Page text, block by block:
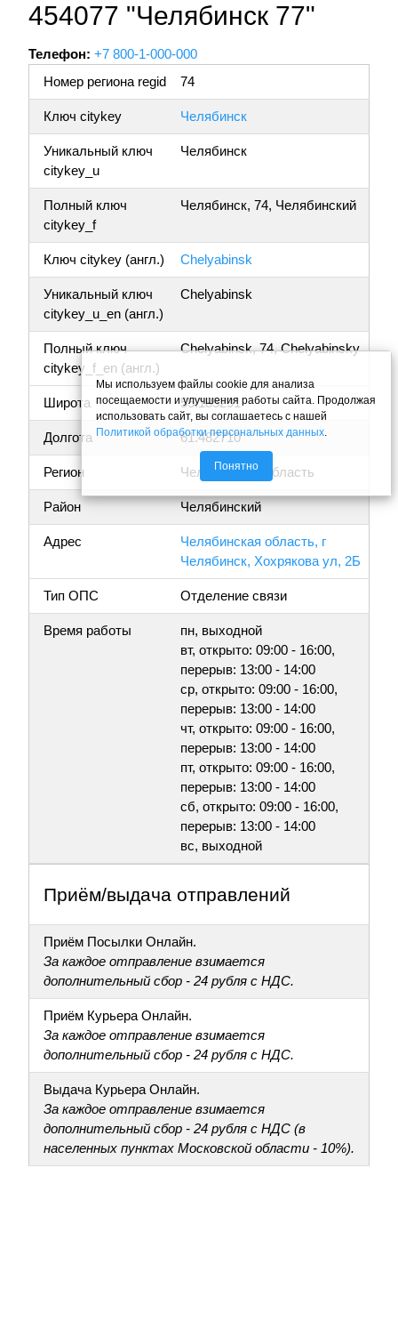
454077 "Челябинск 77"
Телефон: +7 800-1-000-000
Номер региона regid
74
Ключ citykey Челябинск
Уникальный ключ
citykey_u
Челябинск
Полный ключ
citykey_f
Челябинск, 74, Челябинский
Ключ citykey (англ.) Chelyabinsk
Уникальный ключ
citykey_u_en (англ.)
Chelyabinsk
Полный ключ
citykey_f_en (англ.)
Chelyabinsk, 74, Chelyabinsky
Широта 55.185291
Долгота 61.482710
Регион Челябинская область
Район Челябинский
Адрес
Челябинская область, г
Челябинск, Хохрякова ул, 2Б
Тип ОПС Отделение связи
Время работы
пн, выходной
вт, открыто: 09:00 - 16:00,
перерыв: 13:00 - 14:00
ср, открыто: 09:00 - 16:00,
перерыв: 13:00 - 14:00
чт, открыто: 09:00 - 16:00,
перерыв: 13:00 - 14:00
пт, открыто: 09:00 - 16:00,
перерыв: 13:00 - 14:00
сб, открыто: 09:00 - 16:00,
перерыв: 13:00 - 14:00
вс, выходной
Приём/выдача отправлений
Приём Посылки Онлайн.
За каждое отправление взимается
дополнительный сбор - 24 рубля с НДС.
Приём Курьера Онлайн.
За каждое отправление взимается
дополнительный сбор - 24 рубля с НДС.
Выдача Курьера Онлайн.
За каждое отправление взимается
дополнительный сбор - 24 рубля с НДС (в
населенных пунктах Московской области - 10%).
Мы используем файлы cookie для анализа
посещаемости и улучшения работы сайта. Продолжая
использовать сайт, вы соглашаетесь с нашей
Политикой обработки персональных данных.
Понятно